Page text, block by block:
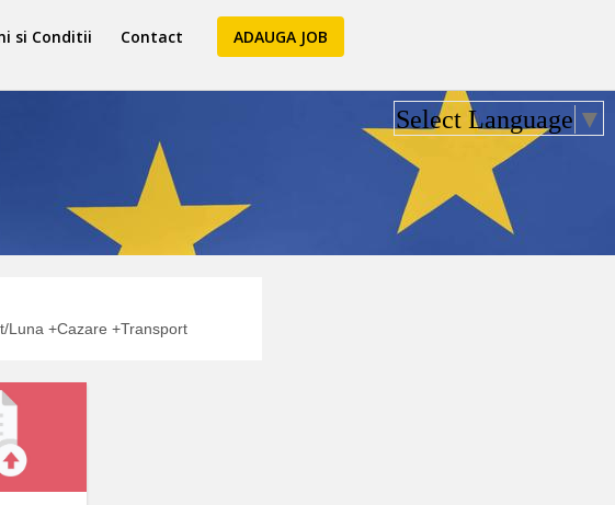
si Conditii Contact ADAUGA JOB
Select Language ▼
Luna +Cazare +Transport